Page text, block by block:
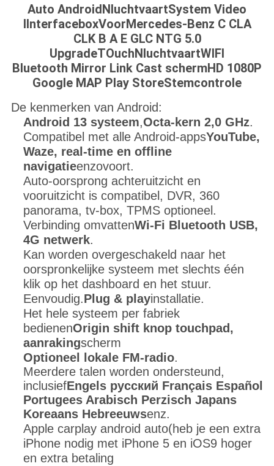
Auto Android N luchtvaartSystem Video
InterfaceboxVoorMercedes-Benz C CLA
CLK B A E GLC NTG 5.0
UpgradeTOuchN luchtvaartWIFI
Bluetooth Mirror Link Cast schermHD 1080P
Google MAP Play StoreStemcontrole
De kenmerken van Android:
Android 13 systeem,Octa-kern 2,0 GHz.
Compatibel met alle Android-appsYouTube,
Waze, real-time en offline
navigatieenzovoort.
Auto-oorsprong achteruitzicht en
vooruitzicht is compatibel, DVR, 360
panorama, tv-box, TPMS optioneel.
Verbinding omvattenWi-Fi Bluetooth USB,
4G netwerk.
Kan worden overgeschakeld naar het
oorspronkelijke systeem met slechts één
klik op het dashboard en het stuur.
Eenvoudig.Plug & playinstallatie.
Het hele systeem per fabriek
bedienenOrigin shift knop touchpad,
aanrakingscherm
Optioneel lokale FM-radio.
Meerdere talen worden ondersteund,
inclusiefEngels русский Français Español
Portugees Arabisch Perzisch Japans
Koreaans Hebreeuwsenz.
Apple carplay android auto(heb je een extra
iPhone nodig met iPhone 5 en iOS9 hoger
en extra betaling